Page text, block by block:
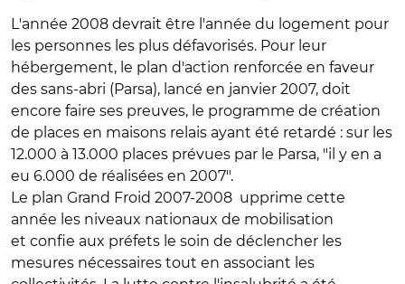
L'année 2008 devrait être l'année du logement pour
les personnes les plus défavorisés. Pour leur
hébergement, le plan d'action renforcée en faveur
des sans-abri (Parsa), lancé en janvier 2007, doit
encore faire ses preuves, le programme de création
de places en maisons relais ayant été retardé : sur les
12.000 à 13.000 places prévues par le Parsa, "il y en a
eu 6.000 de réalisées en 2007".
Le plan Grand Froid 2007-2008 upprime cette
année les niveaux nationaux de mobilisation
et confie aux préfets le soin de déclencher les
mesures nécessaires tout en associant les